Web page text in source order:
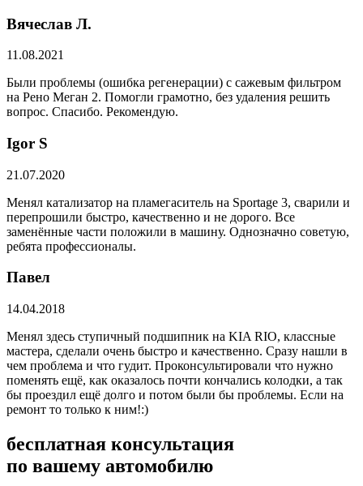
Вячеслав Л.
11.08.2021
Были проблемы (ошибка регенерации) с сажевым фильтром
на Рено Меган 2. Помогли грамотно, без удаления решить
вопрос. Спасибо. Рекомендую.
​Igor S
21.07.2020
Менял катализатор на пламегаситель на Sportage 3, сварили и
перепрошили быстро, качественно и не дорого. Все
заменённые части положили в машину. Однозначно советую,
ребята профессионалы.
Павел
14.04.2018
Менял здесь ступичный подшипник на KIA RIO, классные
мастера, сделали очень быстро и качественно. Сразу нашли в
чем проблема и что гудит. Проконсультировали что нужно
поменять ещё, как оказалось почти кончались колодки, а так
бы проездил ещё долго и потом были бы проблемы. Если на
ремонт то только к ним!:)
бесплатная консультация
по вашему автомобилю